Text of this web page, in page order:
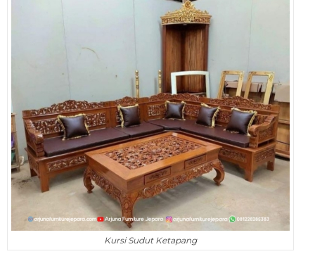
Kursi Sudut Ketapang